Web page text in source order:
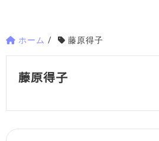
ホーム / 藤原得子
藤原得子